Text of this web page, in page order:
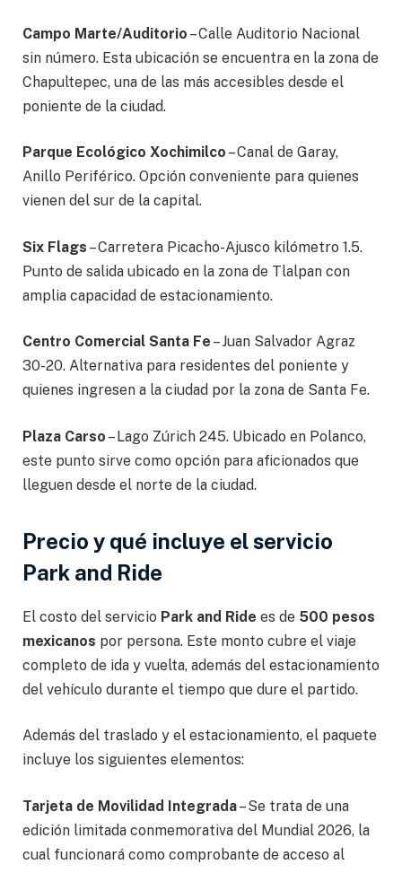
Campo Marte/Auditorio – Calle Auditorio Nacional
sin número. Esta ubicación se encuentra en la zona de
Chapultepec, una de las más accesibles desde el
poniente de la ciudad.
Parque Ecológico Xochimilco – Canal de Garay,
Anillo Periférico. Opción conveniente para quienes
vienen del sur de la capital.
Six Flags – Carretera Picacho-Ajusco kilómetro 1.5.
Punto de salida ubicado en la zona de Tlalpan con
amplia capacidad de estacionamiento.
Centro Comercial Santa Fe – Juan Salvador Agraz
30-20. Alternativa para residentes del poniente y
quienes ingresen a la ciudad por la zona de Santa Fe.
Plaza Carso – Lago Zúrich 245. Ubicado en Polanco,
este punto sirve como opción para aficionados que
lleguen desde el norte de la ciudad.
Precio y qué incluye el servicio
Park and Ride
El costo del servicio Park and Ride es de 500 pesos
mexicanos por persona. Este monto cubre el viaje
completo de ida y vuelta, además del estacionamiento
del vehículo durante el tiempo que dure el partido.
Además del traslado y el estacionamiento, el paquete
incluye los siguientes elementos:
Tarjeta de Movilidad Integrada– Se trata de una
edición limitada conmemorativa del Mundial 2026, la
cual funcionará como comprobante de acceso al